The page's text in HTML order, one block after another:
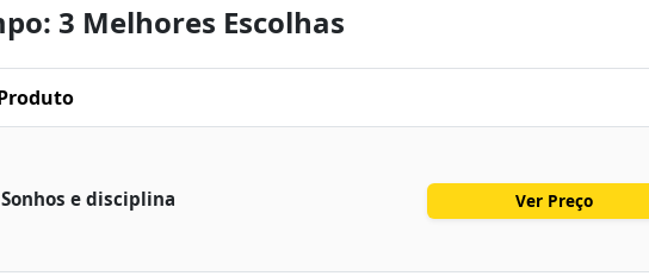
3 Melhores Escolhas
Sonhos e disciplina Ver Preço